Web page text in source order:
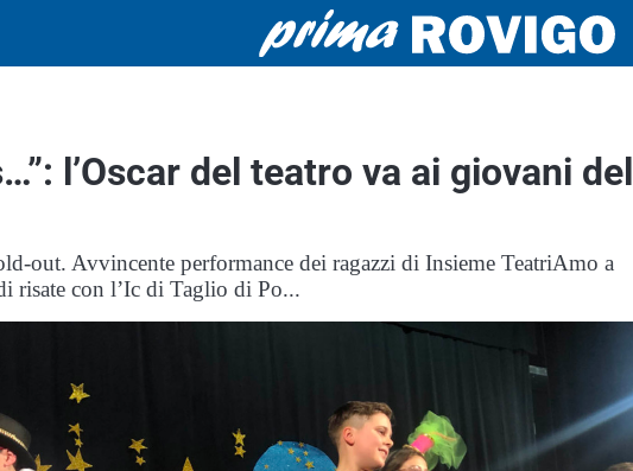
l’Oscar del teatro va ai giovani del
out. Avvincente performance dei ragazzi di Insieme TeatriAmo a
risate con l’Ic di Taglio di Po...